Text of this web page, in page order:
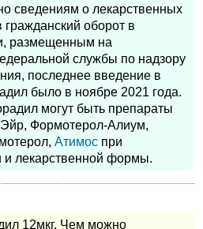
сведениям о лекарственных
оборот в
размещенным на
службы по надзору
последнее введение в
было в ноябре 2021 года.
могут быть препараты
Формотерол-Алиум,
Атимос при
и лекарственной формы.
12мкг. Чем можно